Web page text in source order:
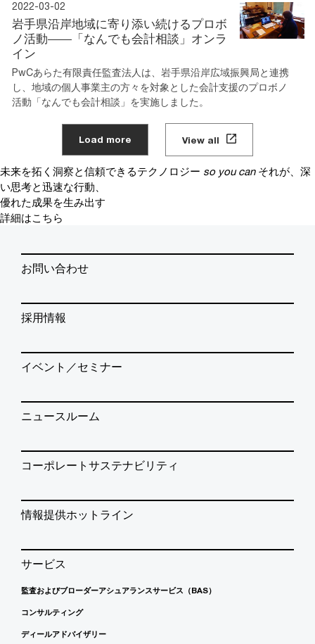
2022-03-02
岩手県沿岸地域に寄り添い続けるプロボ
ノ活動――「なんでも会計相談」オンラ
イン
PwCあらた有限責任監査法人は、岩手県沿岸広域振興局と連携
し、地域の個人事業主の方々を対象とした会計支援のプロボノ
活動「なんでも会計相談」を実施しました。
Load more View all
未来を拓く洞察と信頼できるテクノロジー so you can それが、深
い思考と迅速な行動、
優れた成果を生み出す
詳細はこちら
お問い合わせ
採用情報
イベント／セミナー
ニュースルーム
コーポレートサステナビリティ
情報提供ホットライン
サービス
監査およびブローダーアシュアランスサービス（BAS）
コンサルティング
ディールアドバイザリー